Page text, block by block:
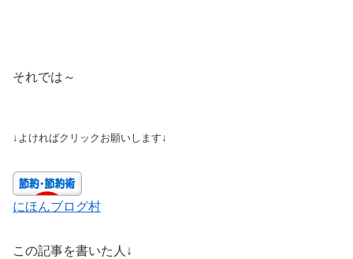
それでは～
↓よければクリックお願いします↓
にほんブログ村
この記事を書いた人↓